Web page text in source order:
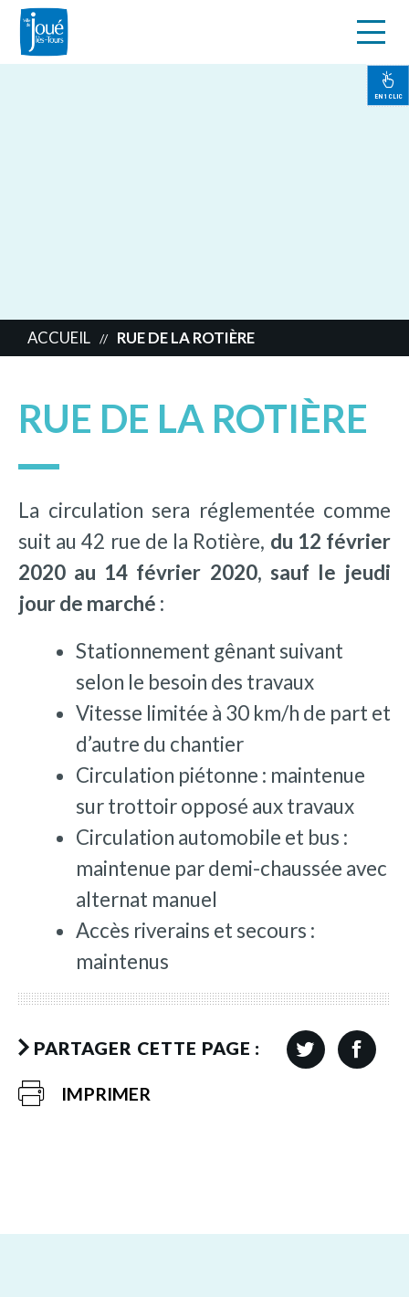
EN 1 CLIC
ACCUEIL // RUE DE LA ROTIÈRE
RUE DE LA ROTIÈRE
La circulation sera réglementée comme
suit au 42 rue de la Rotière, du 12 février
2020 au 14 février 2020, sauf le jeudi
jour de marché :
Stationnement gênant suivant
selon le besoin des travaux
Vitesse limitée à 30 km/h de part et
d’autre du chantier
Circulation piétonne : maintenue
sur trottoir opposé aux travaux
Circulation automobile et bus :
maintenue par demi-chaussée avec
alternat manuel
Accès riverains et secours :
maintenus
PARTAGER CETTE PAGE :
IMPRIMER